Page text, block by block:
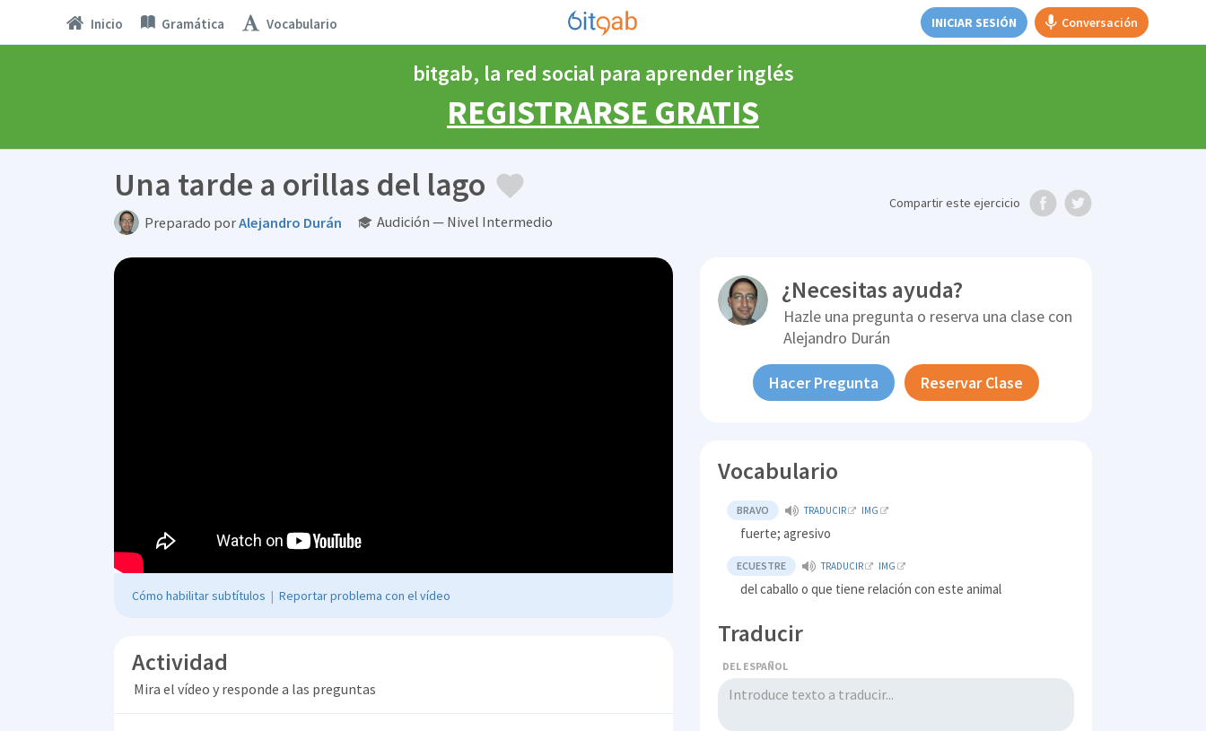
Inicio Gramática Vocabulario INICIAR SESIÓN Conversación
bitgab, la red social para aprender inglés
REGISTRARSE GRATIS
Una tarde a orillas del lago
Preparado porAlejandro Durán Audición — Nivel Intermedio
Compartireste ejercicio
Cómo habilitar subtítulos | Reportar problema con el vídeo
Actividad
Mira el vídeo y responde a las preguntas
¿Necesitas ayuda?
Hazle una pregunta o reserva una clase con
Alejandro Durán
Hacer Pregunta Reservar Clase
Vocabulario
BRAVO TRADUCIR IMG
fuerte; agresivo
ECUESTRE TRADUCIR IMG
del caballo o que tiene relación con este animal
Traducir
DEL ESPAÑOL